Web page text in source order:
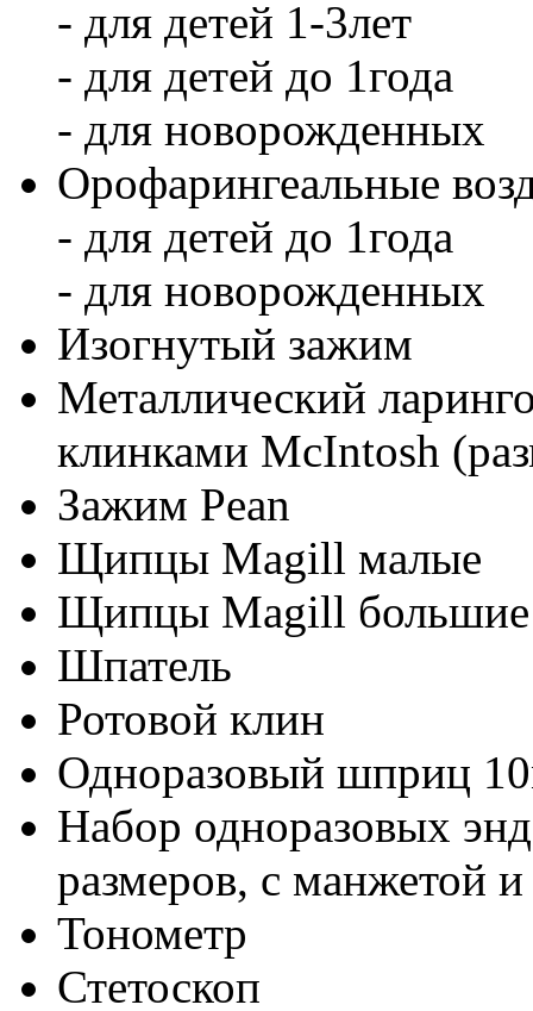
- для детей 1-3лет
- для детей до 1года
- для новорожденных
Орофарингеальные
- для детей до 1года
- для новорожденных
Изогнутый зажим
Металлический
клинками McIntosh
Зажим Pean
Щипцы Magill малые
Щипцы Magill большие
Шпатель
Ротовой клин
Одноразовый шприц
Набор одноразовых
размеров, с манжетой и
Тонометр
Стетоскоп